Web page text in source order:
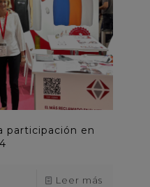
participación en
Leer más